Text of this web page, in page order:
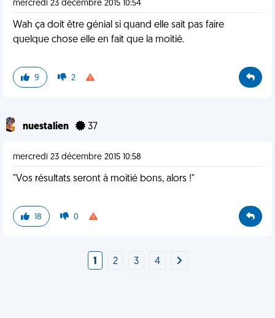
mercredi 23 décembre 2015 10:54
Wah ça doit être génial si quand elle sait pas faire
quelque chose elle en fait que la moitié.
9 2
nuestalien 37
mercredi 23 décembre 2015 10:58
"Vos résultats seront à moitié bons, alors !"
18 0
1 2 3 4